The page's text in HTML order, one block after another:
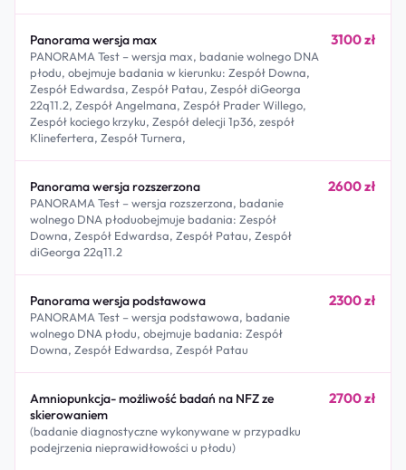
Panorama wersja max
PANORAMA Test – wersja max, badanie wolnego DNA
płodu, obejmuje badania w kierunku: Zespół Downa,
Zespół Edwardsa, Zespół Patau, Zespół diGeorga
22q11.2, Zespół Angelmana, Zespół Prader Willego,
Zespół kociego krzyku, Zespół delecji 1p36, zespół
Klinefertera, Zespół Turnera,
3100 zł
Panorama wersja rozszerzona
PANORAMA Test – wersja rozszerzona, badanie
wolnego DNA płoduobejmuje badania: Zespół
Downa, Zespół Edwardsa, Zespół Patau, Zespół
diGeorga 22q11.2
2600 zł
Panorama wersja podstawowa
PANORAMA Test – wersja podstawowa, badanie
wolnego DNA płodu, obejmuje badania: Zespół
Downa, Zespół Edwardsa, Zespół Patau
2300 zł
Amniopunkcja- możliwość badań na NFZ ze
skierowaniem
(badanie diagnostyczne wykonywane w przypadku
podejrzenia nieprawidłowości u płodu)
2700 zł